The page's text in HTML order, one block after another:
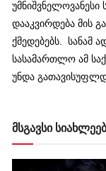
დააკვირდება მის
ქმედებებს. სანამ
სასამართლო ამ
უნდა
მსგავსი